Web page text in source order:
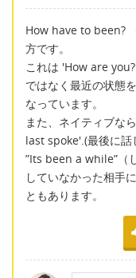
How have to been?
方です。
これは 'How are
ではなく最近の状態
なっています。
また、ネイティブ
last spoke'.(最後に話
”Its been a while”（
していなかった相手
ともあります。